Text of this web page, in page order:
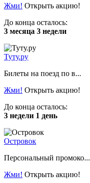
Жми! Открыть акцию!
До конца осталось:
3 месяца 3 недели
Туту.ру
Билеты на поезд по в...
Жми! Открыть акцию!
До конца осталось:
3 недели 1 день
Островок
Персональный промоко...
Жми! Открыть акцию!